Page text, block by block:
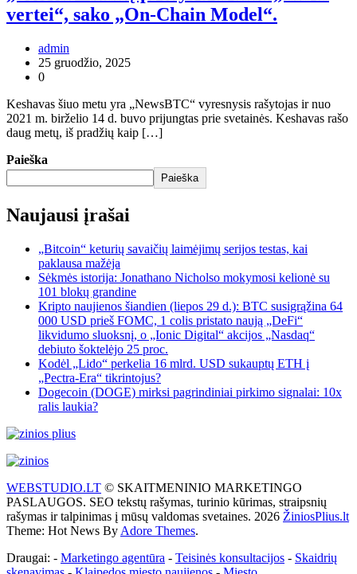
vertei“, sako „On-Chain Model“.
admin
25 gruodžio, 2025
0
Keshavas šiuo metu yra „NewsBTC“ vyresnysis rašytojas ir nuo
2021 m. birželio 14 d. buvo prijungtas prie svetainės. Keshavas rašo
daug metų, iš pradžių kaip […]
Paieška
Paieška
Naujausi įrašai
„Bitcoin“ keturių savaičių laimėjimų serijos testas, kai
paklausa mažėja
Sėkmės istorija: Jonathano Nicholso mokymosi kelionė su
101 blokų grandine
Kripto naujienos šiandien (liepos 29 d.): BTC susigrąžina 64
000 USD prieš FOMC, 1 colis pristato naują „DeFi“
likvidumo sluoksnį, o „Ionic Digital“ akcijos „Nasdaq“
debiuto šoktelėjo 25 proc.
Kodėl „Lido“ perkelia 16 mlrd. USD sukauptų ETH į
„Pectra-Era“ tikrintojus?
Dogecoin (DOGE) mirksi pagrindiniai pirkimo signalai: 10x
ralis laukia?
WEBSTUDIO.LT © SKAITMENINIO MARKETINGO
PASLAUGOS. SEO tekstų rašymas, turinio kūrimas, straipsnių
rašymas ir talpinimas į mūsų valdomas svetaines. 2026 ŽiniosPlius.lt
Theme: Hot News By Adore Themes.
Draugai: - Marketingo agentūra - Teisinės konsultacijos - Skaidrių